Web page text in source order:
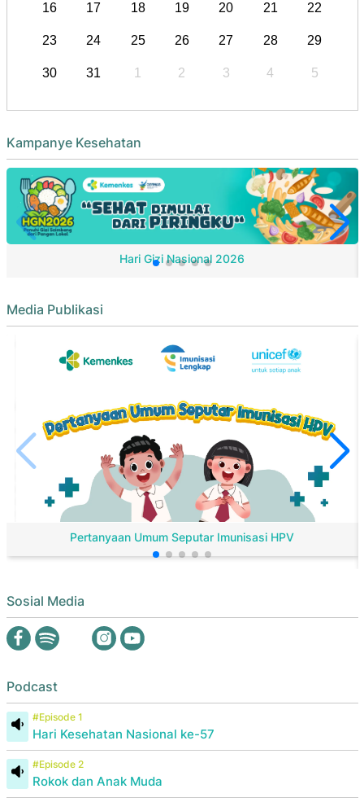
16 17 18 19 20 21 22
23 24 25 26 27 28 29
30 31 1 2 3 4 5
Kampanye Kesehatan
Hari Gizi Nasional 2026
Media Publikasi
Pertanyaan Umum Seputar Imunisasi HPV
Sosial Media
Podcast
#Episode 1
Hari Kesehatan Nasional ke-57
#Episode 2
Rokok dan Anak Muda